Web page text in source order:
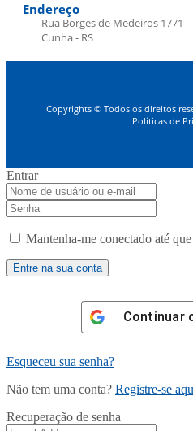
Endereço
Rua Borges de Medeiros 1771
Cunha - RS
Copyrights © Todos os direitos
Políticas de
Entrar
Mantenha-me conectado até que
Continuar
Esqueceu sua senha?
Não tem uma conta? Registre-se
Recuperação de senha